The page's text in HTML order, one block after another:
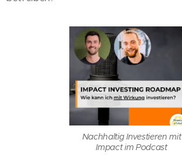
Nachhaltig Investieren mit
Impact im Podcast